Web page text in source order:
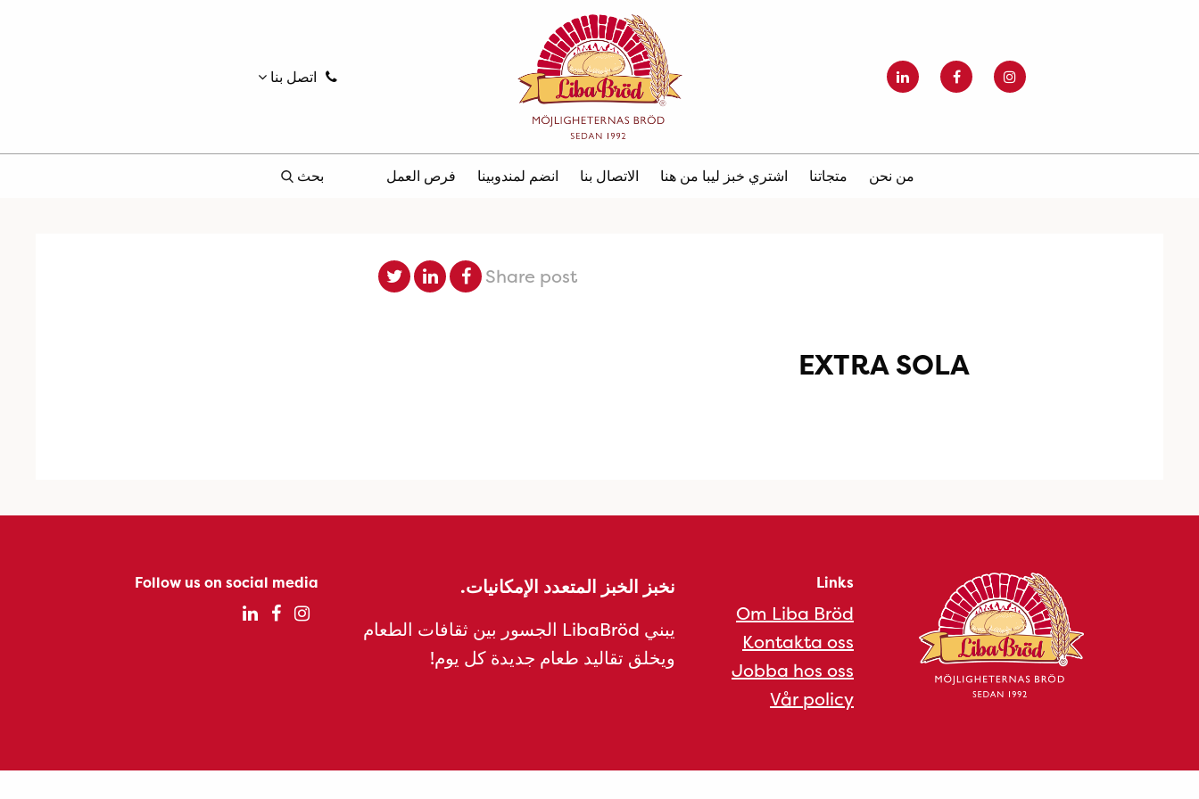
اتصل بنا
من نحن متجاتنا اشتري خبز ليبا من هنا الاتصال بنا انضم لمندوبينا فرص العمل بحث
Share post
EXTRA SOLA
Links
Om Liba Bröd
Kontakta oss
Jobba hos oss
Vår policy
نخبز الخبز المتعدد الإمكانيات.
يبني LibaBröd الجسور بين ثقافات الطعام
ويخلق تقاليد طعام جديدة كل يوم!
Follow us on social media